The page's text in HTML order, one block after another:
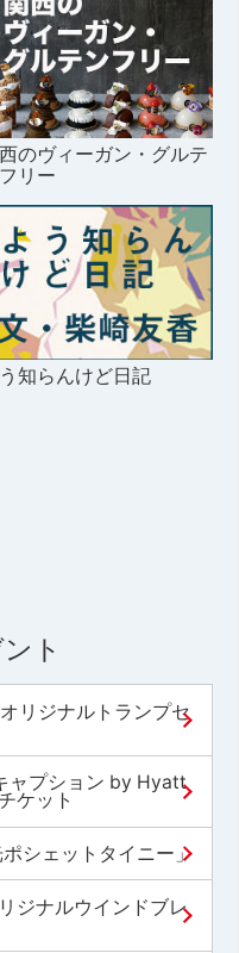
のヴィーガン・グルテ
リー
知らんけど日記
ト
リジナルトランプセ
ャプション by Hyatt
ケット
シェットタイニー」
ジナルウインドブレ